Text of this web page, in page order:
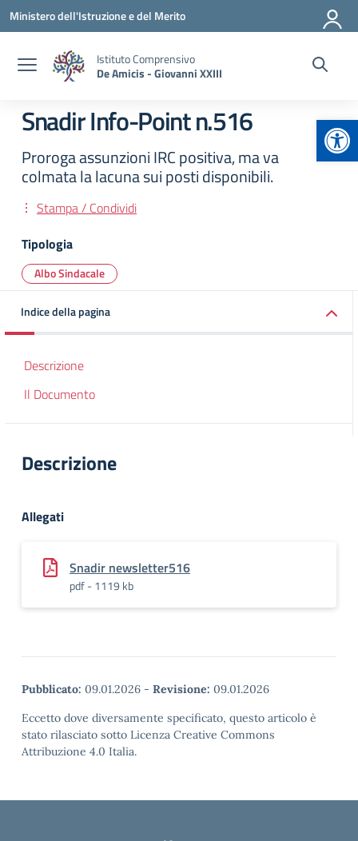
Vai ai contenuti
Vai al menu di navigazione
Vai al footer
Ministero dell'Istruzione e del Merito
Istituto Comprensivo
De Amicis - Giovanni XXIII
Snadir Info-Point n.516
Proroga assunzioni IRC positiva, ma va
colmata la lacuna sui posti disponibili.
Stampa / Condividi
Tipologia
Albo Sindacale
Indice della pagina
Descrizione
Il Documento
Descrizione
Allegati
Snadir newsletter516
pdf - 1119 kb
Pubblicato: 09.01.2026 - Revisione: 09.01.2026
Eccetto dove diversamente specificato, questo articolo è
stato rilasciato sotto Licenza Creative Commons
Attribuzione 4.0 Italia.